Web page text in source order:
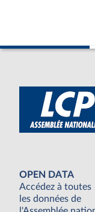
OPEN DATA
Accédez à toutes
les données de